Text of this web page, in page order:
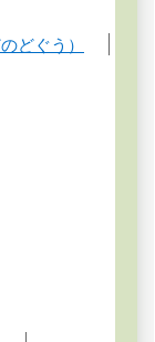
どぐう）